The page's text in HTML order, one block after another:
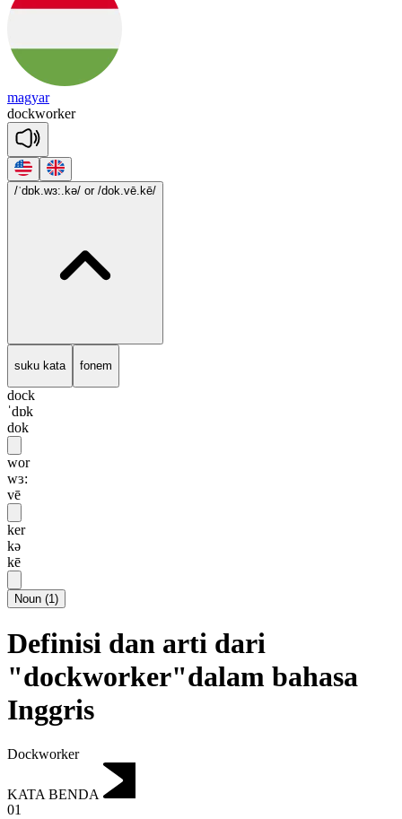
magyar
dockworker
/ˈdɒk.wɜ:.kə/ or /dok.vē.kē/
suku kata fonem
dock
ˈdɒk
dok
wor
wɜ:
vē
ker
kə
kē
Noun (1)
Definisi dan arti dari
"dockworker"dalam bahasa
Inggris
Dockworker
KATA BENDA
01